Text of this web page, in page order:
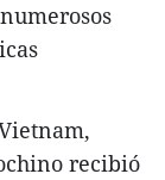
recibió